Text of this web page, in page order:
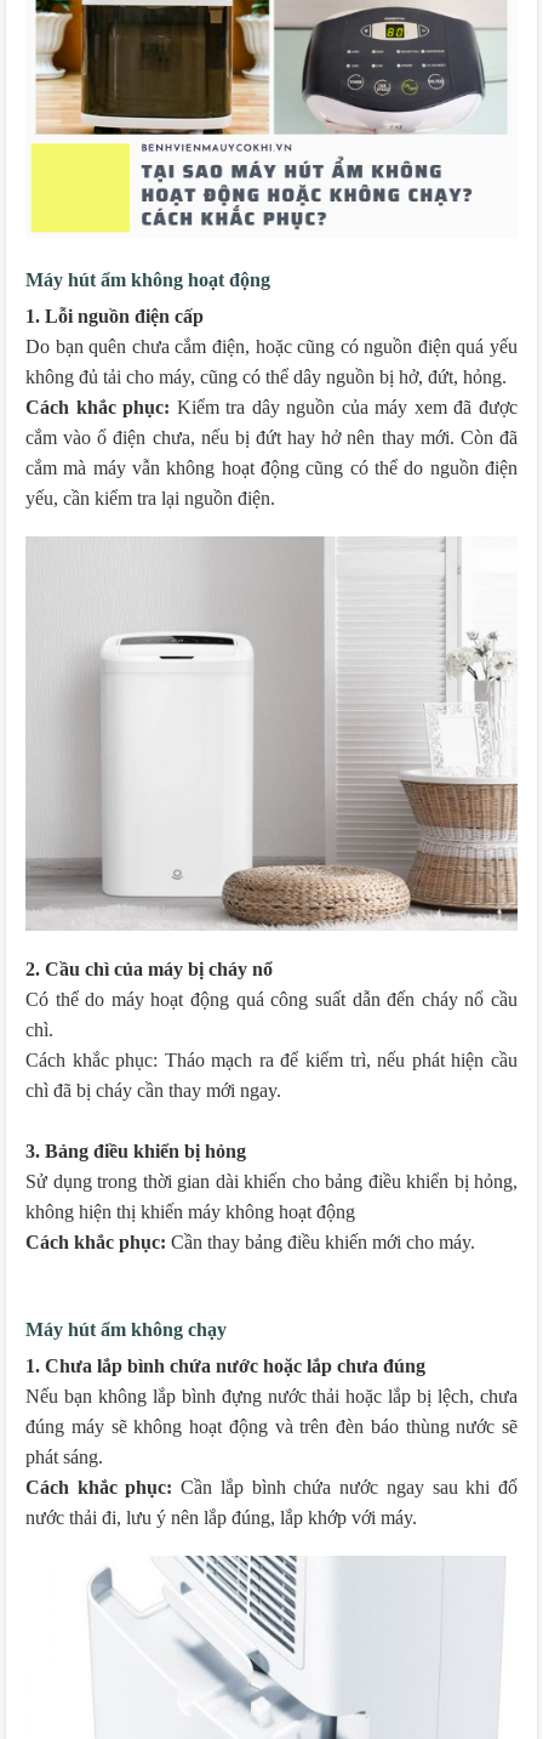
Máy hút ẩm không hoạt động
1. Lỗi nguồn điện cấp
Do bạn quên chưa cắm điện, hoặc cũng có nguồn điện quá yếu
không đủ tải cho máy, cũng có thể dây nguồn bị hở, đứt, hỏng.
Cách khắc phục: Kiểm tra dây nguồn của máy xem đã được
cắm vào ổ điện chưa, nếu bị đứt hay hở nên thay mới. Còn đã
cắm mà máy vẫn không hoạt động cũng có thể do nguồn điện
yếu, cần kiểm tra lại nguồn điện.
2. Cầu chì của máy bị cháy nổ
Có thể do máy hoạt động quá công suất dẫn đến cháy nổ cầu
chì.
Cách khắc phục: Tháo mạch ra để kiểm trì, nếu phát hiện cầu
chì đã bị cháy cần thay mới ngay.
3. Bảng điều khiển bị hỏng
Sử dụng trong thời gian dài khiến cho bảng điều khiển bị hỏng,
không hiện thị khiến máy không hoạt động
Cách khắc phục: Cần thay bảng điều khiến mới cho máy.
Máy hút ẩm không chạy
1. Chưa lắp bình chứa nước hoặc lắp chưa đúng
Nếu bạn không lắp bình đựng nước thải hoặc lắp bị lệch, chưa
đúng máy sẽ không hoạt động và trên đèn báo thùng nước sẽ
phát sáng.
Cách khắc phục:Cần lắp bình chứa nước ngay sau khi đổ
nước thải đi, lưu ý nên lắp đúng, lắp khớp với máy.